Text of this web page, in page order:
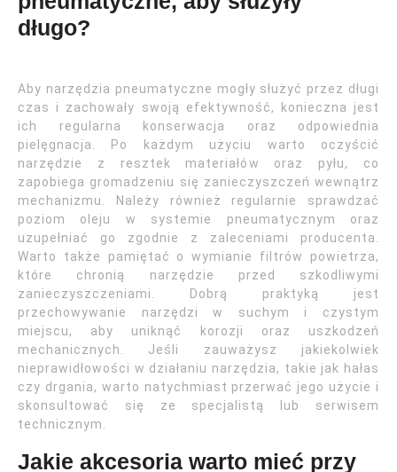
długo?
Aby narzędzia pneumatyczne mogły służyć przez długi
czas i zachowały swoją efektywność, konieczna jest
ich regularna konserwacja oraz odpowiednia
pielęgnacja. Po każdym użyciu warto oczyścić
narzędzie z resztek materiałów oraz pyłu, co
zapobiega gromadzeniu się zanieczyszczeń wewnątrz
mechanizmu. Należy również regularnie sprawdzać
poziom oleju w systemie pneumatycznym oraz
uzupełniać go zgodnie z zaleceniami producenta.
Warto także pamiętać o wymianie filtrów powietrza,
które chronią narzędzie przed szkodliwymi
zanieczyszczeniami. Dobrą praktyką jest
przechowywanie narzędzi w suchym i czystym
miejscu, aby uniknąć korozji oraz uszkodzeń
mechanicznych. Jeśli zauważysz jakiekolwiek
nieprawidłowości w działaniu narzędzia, takie jak hałas
czy drgania, warto natychmiast przerwać jego użycie i
skonsultować się ze specjalistą lub serwisem
technicznym.
Jakie akcesoria warto mieć przy